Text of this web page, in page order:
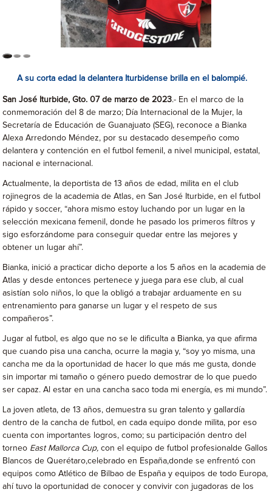
A su corta edad la delantera Iturbidense brilla en el balompié.
San José Iturbide, Gto. 07 de marzo de 2023.- En el marco de la
conmemoración del 8 de marzo; Día Internacional de la Mujer, la
Secretaría de Educación de Guanajuato (SEG), reconoce a Bianka
Alexa Arredondo Méndez, por su destacado desempeño como
delantera y contención en el futbol femenil, a nivel municipal, estatal,
nacional e internacional.
Actualmente, la deportista de 13 años de edad, milita en el club
rojinegros de la academia de Atlas, en San José Iturbide, en el futbol
rápido y soccer, “ahora mismo estoy luchando por un lugar en la
selección mexicana femenil, donde he pasado los primeros filtros y
sigo esforzándome para conseguir quedar entre las mejores y
obtener un lugar ahí”.
Bianka, inició a practicar dicho deporte a los 5 años en la academia de
Atlas y desde entonces pertenece y juega para ese club, al cual
asistían solo niños, lo que la obligó a trabajar arduamente en su
entrenamiento para ganarse un lugar y el respeto de sus
compañeros”.
Jugar al futbol, es algo que no se le dificulta a Bianka, ya que afirma
que cuando pisa una cancha, ocurre la magia y, “soy yo misma, una
cancha me da la oportunidad de hacer lo que más me gusta, donde
sin importar mi tamaño o género puedo demostrar de lo que puedo
ser capaz. Al estar en una cancha saco toda mi energía, es mi mundo”.
La joven atleta, de 13 años, demuestra su gran talento y gallardía
dentro de la cancha de futbol, en cada equipo donde milita, por eso
cuenta con importantes logros, como; su participación dentro del
torneo East Mallorca Cup,con el equipo de futbol profesionalde Gallos
Blancos de Querétaro,celebrado en España,donde se enfrentó con
equipos como Atlético de Bilbao de España y equipos de todo Europa,
ahí tuvo la oportunidad de conocer y convivir con jugadoras de los